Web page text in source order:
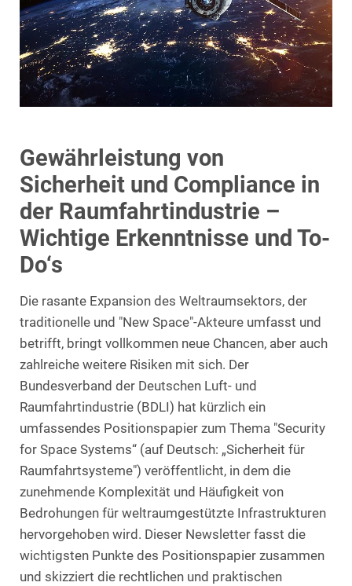
Gewährleistung von
Sicherheit und Compliance in
der Raumfahrtindustrie –
Wichtige Erkenntnisse und To-
Do‘s
Die rasante Expansion des Weltraumsektors, der
traditionelle und "New Space"-Akteure umfasst und
betrifft, bringt vollkommen neue Chancen, aber auch
zahlreiche weitere Risiken mit sich. Der
Bundesverband der Deutschen Luft- und
Raumfahrtindustrie (BDLI) hat kürzlich ein
umfassendes Positionspapier zum Thema "Security
for Space Systems“ (auf Deutsch: „Sicherheit für
Raumfahrtsysteme") veröffentlicht, in dem die
zunehmende Komplexität und Häufigkeit von
Bedrohungen für weltraumgestützte Infrastrukturen
hervorgehoben wird. Dieser Newsletter fasst die
wichtigsten Punkte des Positionspapier zusammen
und skizziert die rechtlichen und praktischen